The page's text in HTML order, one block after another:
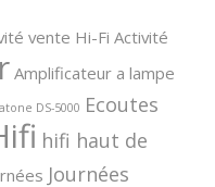
vente Hi-Fi Activité
Amplificateur a lampe
DS-5000 Ecoutes
hifi haut de
Journées